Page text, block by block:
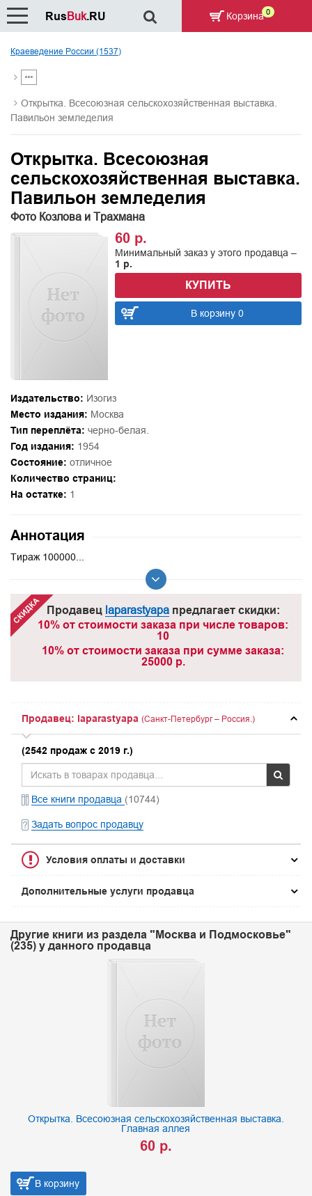
Краеведение России (1537)
Открытка. Всесоюзная сельскохозяйственная выставка.
Павильон земледелия
Открытка. Всесоюзная
сельскохозяйственная выставка.
Павильон земледелия
Фото Козлова и Трахмана
60 р.
Минимальный заказ у этого продавца –
1 р.
КУПИТЬ
В корзину 0
Издательство: Изогиз
Место издания: Москва
Тип переплёта: черно-белая.
Год издания: 1954
Состояние: отличное
Количество страниц:
На остатке: 1
Аннотация
Тираж 100000...
Продавец laparastyapaпредлагает скидки:
10% от стоимости заказа при числе товаров:
10
10% от стоимости заказа при сумме заказа:
25000 р.
Продавец: laparastyapa (Санкт-Петербург – Россия.)
(2542 продаж с 2019 г.)
Все книги продавца (10744)
Задать вопрос продавцу
Условия оплаты и доставки
Дополнительные услуги продавца
Другие книги из раздела "Москва и Подмосковье"
(235) у данного продавца
Открытка. Всесоюзная сельскохозяйственная выставка.
Главная аллея
60 р.
В корзину
RusBuk.RU Корзина 0